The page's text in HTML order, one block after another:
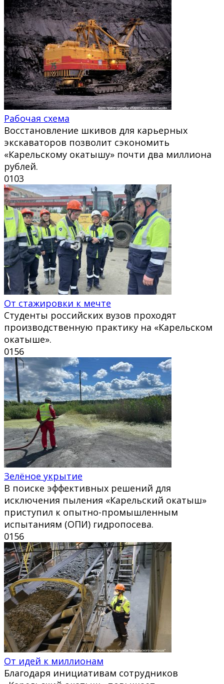
Рабочая схема
Восстановление шкивов для карьерных
экскаваторов позволит сэкономить
«Карельскому окатышу» почти два миллиона
рублей.
0103
От стажировки к мечте
Студенты российских вузов проходят
производственную практику на «Карельском
окатыше».
0156
Зелёное укрытие
В поиске эффективных решений для
исключения пыления «Карельский окатыш»
приступил к опытно-промышленным
испытаниям (ОПИ) гидропосева.
0156
От идей к миллионам
Благодаря инициативам сотрудников